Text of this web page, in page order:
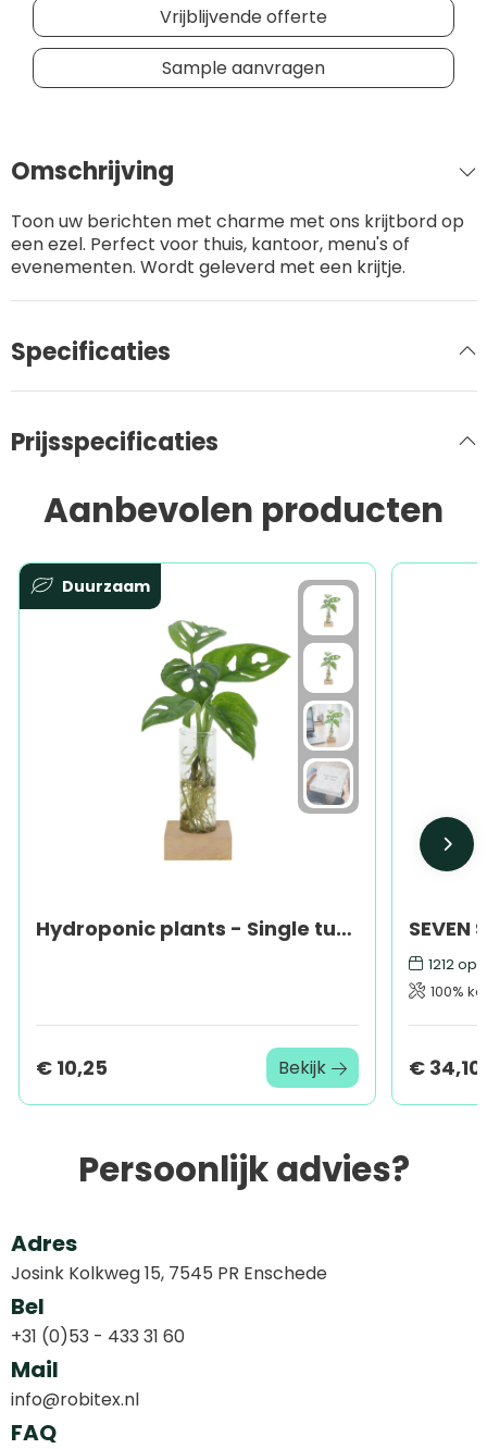
Vrijblijvende offerte
Sample aanvragen
Omschrijving
Toon uw berichten met charme met ons krijtbord op
een ezel. Perfect voor thuis, kantoor, menu's of
evenementen. Wordt geleverd met een krijtje.
Specificaties
Prijsspecificaties
Aanbevolen producten
Duurzaam
Hydroponic plants - Single tube & wood
€ 10,25 Bekijk
SEVEN
1212op
100%
€ 34,10
Persoonlijk advies?
Adres
Josink Kolkweg 15, 7545 PR Enschede
Bel
+31 (0)53 - 433 31 60
Mail
info@robitex.nl
FAQ